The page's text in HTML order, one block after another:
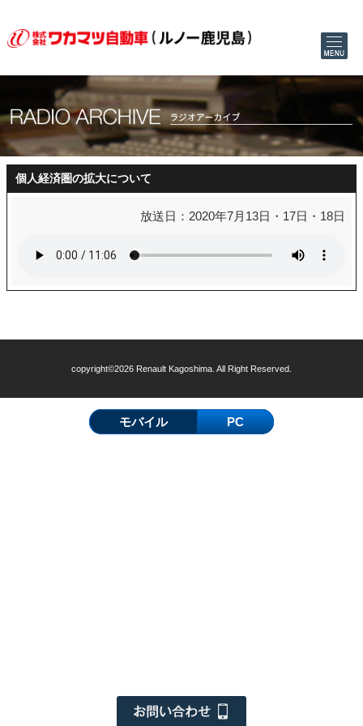
個人経済圏の拡大について
放送日：2020年7月13日・17日・18日
copyright©2026 Renault Kagoshima. All Right Reserved.
モバイル PC